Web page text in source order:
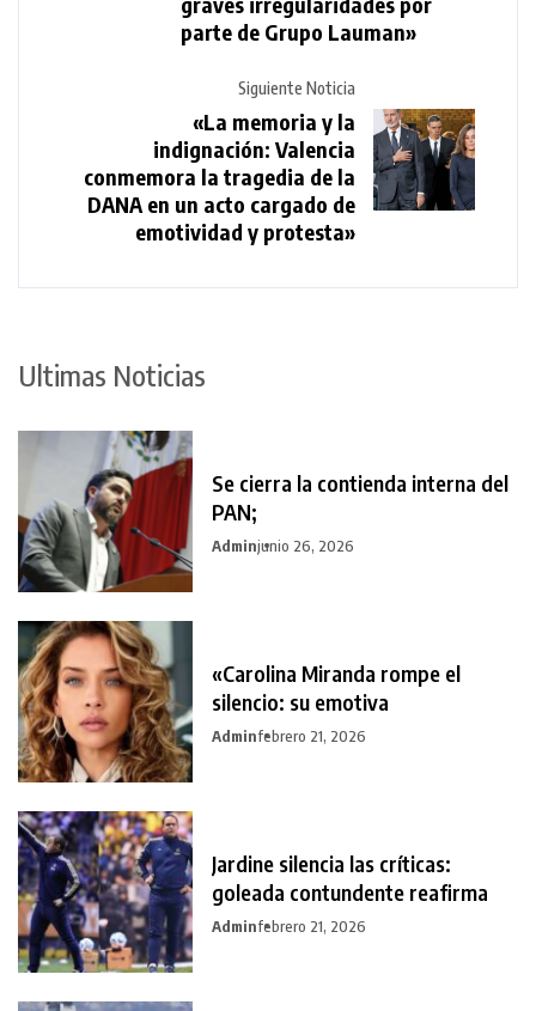
parte de Grupo Lauman»
Siguiente Noticia
«La memoria y la
indignación: Valencia
conmemora la tragedia de la
DANA en un acto cargado de
emotividad y protesta»
Ultimas Noticias
Se cierra la contienda interna del
PAN;
Adminjunio 26, 2026
«Carolina Miranda rompe el
silencio: su emotiva
Adminfebrero 21, 2026
Jardine silencia las críticas:
goleada contundente reafirma
Adminfebrero 21, 2026